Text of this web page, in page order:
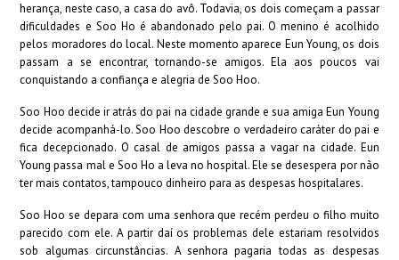
herança, neste caso, a casa do avô. Todavia, os dois começam a passar
dificuldades e Soo Ho é abandonado pelo pai. O menino é acolhido
pelos moradores do local. Neste momento aparece Eun Young, os dois
passam a se encontrar, tornando-se amigos. Ela aos poucos vai
conquistando a confiança e alegria de Soo Hoo.
Soo Hoo decide ir atrás do pai na cidade grande e sua amiga Eun Young
decide acompanhá-lo. Soo Hoo descobre o verdadeiro caráter do pai e
fica decepcionado. O casal de amigos passa a vagar na cidade. Eun
Young passa mal e Soo Ho a leva no hospital. Ele se desespera por não
ter mais contatos, tampouco dinheiro para as despesas hospitalares.
Soo Hoo se depara com uma senhora que recém perdeu o filho muito
parecido com ele. A partir daí os problemas dele estariam resolvidos
sob algumas circunstâncias. A senhora pagaria todas as despesas